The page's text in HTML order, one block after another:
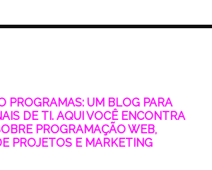
PROGRAMAS: UM BLOG PARA
DE TI. AQUI VOCÊ ENCONTRA
PROGRAMAÇÃO WEB,
PROJETOS E MARKETING